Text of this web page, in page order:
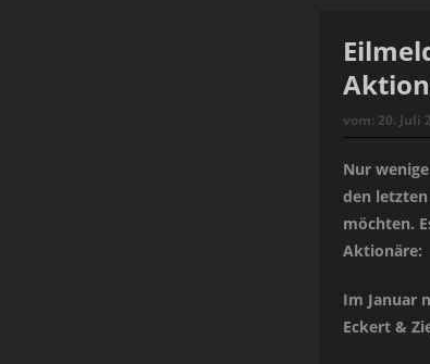
vom: 20. Juli
Nur
den
möchten.
Aktionäre:
Im Januar
Eckert &